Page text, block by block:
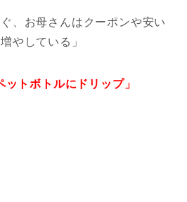
、お母さんはクーポンや安い
やしている」
ットボトルにドリップ」